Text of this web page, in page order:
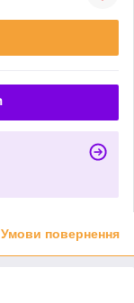
Умови повернення